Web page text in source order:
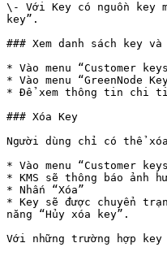
\- Với Key có nguồn key
key”.
### Xem danh sách key
* Vào menu “Customer
* Vào menu “GreenNode
* Để xem thông tin chi
### Xóa Key
Người dùng chỉ có thể
* Vào menu “Customer
* KMS sẽ thông báo ảnh
* Nhấn “Xóa”
* Key sẽ được chuyển
năng “Hủy xóa key”.
Với những trường hợp